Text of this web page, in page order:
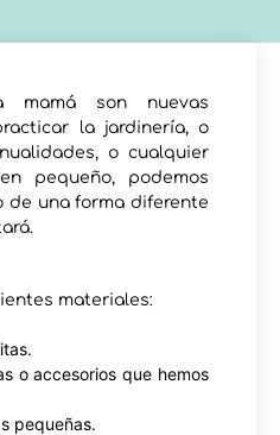
son nuevas
la jardinería, o
o cualquier
pequeño, podemos
de una forma diferente
materiales:
o accesorios que hemos
pequeñas.